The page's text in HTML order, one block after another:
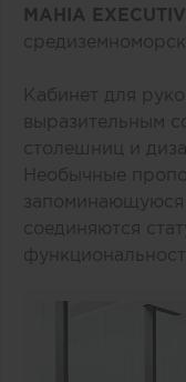
MAHIA
Кабинет для
выразительным
столешниц и
Необычные
соединяются